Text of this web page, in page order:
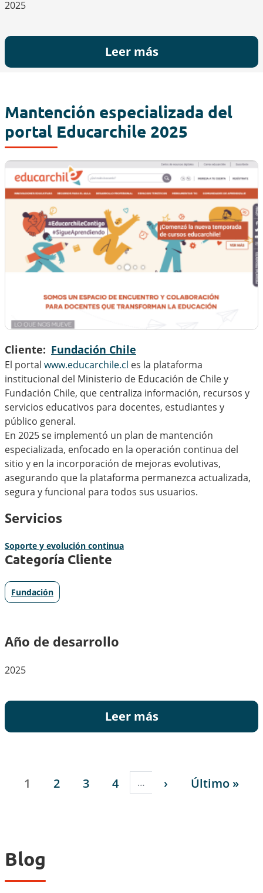
2025
Leer más
Mantención especializada del
portal Educarchile 2025
Cliente Fundación Chile
El portal www.educarchile.cl es la plataforma
institucional del Ministerio de Educación de Chile y
Fundación Chile, que centraliza información, recursos y
servicios educativos para docentes, estudiantes y
público general.
En 2025 se implementó un plan de mantención
especializada, enfocado en la operación continua del
sitio y en la incorporación de mejoras evolutivas,
asegurando que la plataforma permanezca actualizada,
segura y funcional para todos sus usuarios.
Servicios
Soporte y evolución continua
Categoría Cliente
Fundación
Año de desarrollo
2025
Leer más
Página
1 Página
2 Página
3 Página
4 … Siguiente página
› Última
Último »
Blog